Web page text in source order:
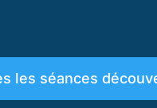
les séances